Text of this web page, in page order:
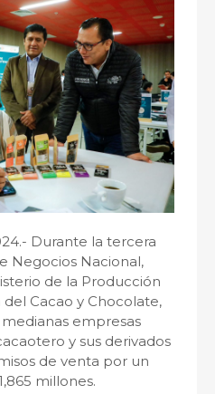
Durante la tercera
Negocios Nacional,
de la Producción
Cacao y Chocolate,
empresas
y sus derivados
de venta por un
millones.